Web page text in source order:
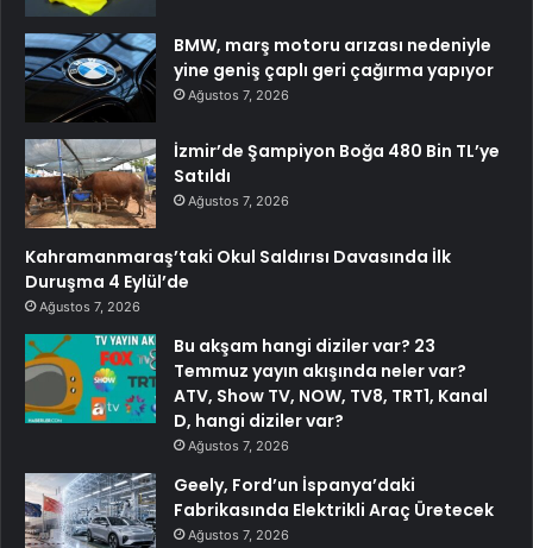
BMW, marş motoru arızası nedeniyle
yine geniş çaplı geri çağırma yapıyor
Ağustos 7, 2026
İzmir’de Şampiyon Boğa 480 Bin TL’ye
Satıldı
Ağustos 7, 2026
Kahramanmaraş’taki Okul Saldırısı Davasında İlk
Duruşma 4 Eylül’de
Ağustos 7, 2026
Bu akşam hangi diziler var? 23
Temmuz yayın akışında neler var?
ATV, Show TV, NOW, TV8, TRT1, Kanal
D, hangi diziler var?
Ağustos 7, 2026
Geely, Ford’un İspanya’daki
Fabrikasında Elektrikli Araç Üretecek
Ağustos 7, 2026